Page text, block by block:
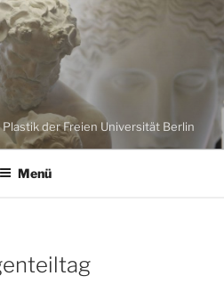
der Freien Universität Berlin
Menü